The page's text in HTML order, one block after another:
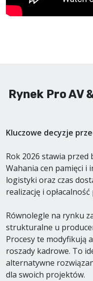
Rynek Pro AV
Kluczowe decyzje
Rok 2026 stawia przed
Wahania cen pamięci i
logistyki oraz czas
realizację i
Równolegle na rynku
strukturalne u
Procesy te modyfikują
roszady kadrowe. To
alternatywne
dla swoich projektów.